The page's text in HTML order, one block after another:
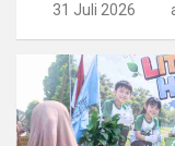
31 Juli 2026